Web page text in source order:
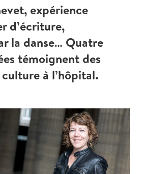
expérience
d’écriture,
la danse… Quatre
témoignent des
à l’hôpital.